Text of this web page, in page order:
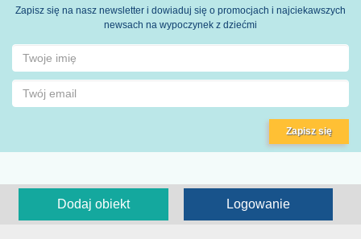
Zapisz się na nasz newsletter i dowiaduj się o promocjach i najciekawszych
newsach na wypoczynek z dziećmi
Zapisz się
Dodaj obiekt Logowanie